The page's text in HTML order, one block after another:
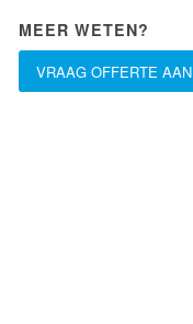
MEER WETEN?
VRAAG OFFERTE AAN